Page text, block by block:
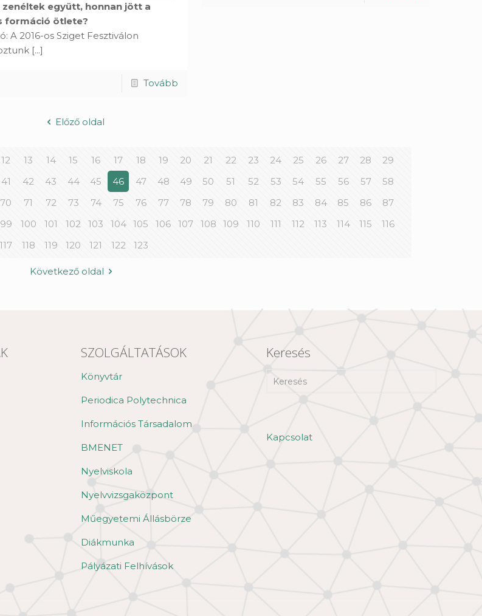
zenéltek együtt, honnan jött a
formáció ötlete?
A 2016-os Sziget Fesztiválon
[...]
Tovább
Előző oldal
12 13 14 15 16 17 18 19 20 21 22 23 24 25 26 27 28
29
41 42 43 44 45 46 47 48 49 50 51 52 53 54 55 56 57
58
70 71 72 73 74 75 76 77 78 79 80 81 82 83 84 85 86
87
99 100 101 102 103 104 105 106 107 108 109 110 111 112 113 114 115
116
117
118 119 120 121 122 123
Következő oldal
SZOLGÁLTATÁSOK
Könyvtár
Periodica Polytechnica
Információs Társadalom
BMENET
Nyelviskola
Nyelvvizsgaközpont
Műegyetemi Állásbörze
Diákmunka
Pályázati Felhívások
Keresés
Kapcsolat